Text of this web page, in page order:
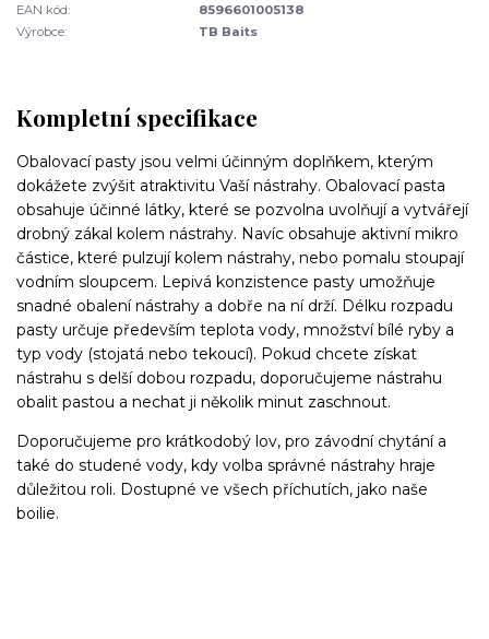
EAN kód:
8596601005138
Výrobce:
TB Baits
Kompletní specifikace
Obalovací pasty jsou velmi účinným doplňkem, kterým
dokážete zvýšit atraktivitu Vaší nástrahy. Obalovací pasta
obsahuje účinné látky, které se pozvolna uvolňují a vytvářejí
drobný zákal kolem nástrahy. Navíc obsahuje aktivní mikro
částice, které pulzují kolem nástrahy, nebo pomalu stoupají
vodním sloupcem. Lepivá konzistence pasty umožňuje
snadné obalení nástrahy a dobře na ní drží. Délku rozpadu
pasty určuje především teplota vody, množství bílé ryby a
typ vody (stojatá nebo tekoucí). Pokud chcete získat
nástrahu s delší dobou rozpadu, doporučujeme nástrahu
obalit pastou a nechat ji několik minut zaschnout.
Doporučujeme pro krátkodobý lov, pro závodní chytání a
také do studené vody, kdy volba správné nástrahy hraje
důležitou roli. Dostupné ve všech příchutích, jako naše
boilie.